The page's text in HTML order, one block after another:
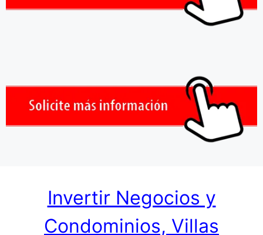
Invertir Negocios y
Condominios, Villas